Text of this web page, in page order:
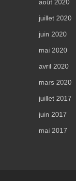
août 2020
juillet 2020
juin 2020
mai 2020
avril 2020
mars 2020
juillet 2017
juin 2017
mai 2017